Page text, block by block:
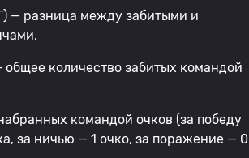
— разница между забитыми и
общее количество забитых командой
командой очков (за победу
за ничью — 1 очко, за поражение — 0